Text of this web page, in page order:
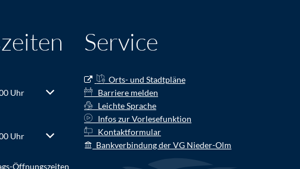
oder Schließzeiten auszublenden
Uhr Von 14:00 bis 16:00 Uhr
oder Schließzeiten auszublenden
Uhr Von 08:00 bis 16:00 Uhr
Öffnungszeiten
Service
Orts- und Stadtpläne
Barriere melden
Leichte Sprache
Infos zur Vorlesefunktion
Kontaktformular
Bankverbindung der VG Nieder-Olm